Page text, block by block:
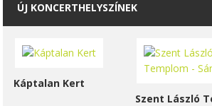
ÚJ KONCERTHELYSZÍNEK
Káptalan Kert